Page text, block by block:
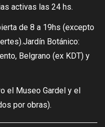
activas las 24 hs.
de 8 a 19hs (excepto
Botánico:
Belgrano (ex KDT) y
el Museo Gardel y el
por obras).